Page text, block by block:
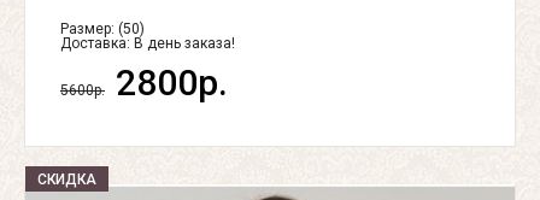
Размер: (50)
Доставка: В день заказа!
5600р. 2800р.
СКИДКА